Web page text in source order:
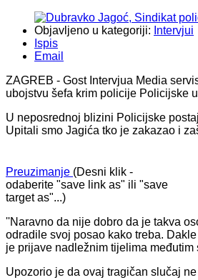
Objavljeno u kategoriji: Intervjui
Ispis
Email
ZAGREB - Gost Intervjua Media
ubojstvu šefa krim policije Policijske
U neposrednoj blizini Policijske
Upitali smo Jagića tko je zakazao i
Preuzimanje (Desni klik -
odaberite "save link as" ili "save
target as"...)
​''Naravno da nije dobro da je takva
odradile svoj posao kako treba.
je prijave nadležnim tijelima
Upozorio je da ovaj tragičan slučaj